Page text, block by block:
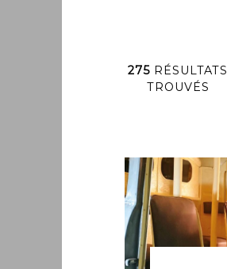
275 RÉSULTATS
TROUVÉS